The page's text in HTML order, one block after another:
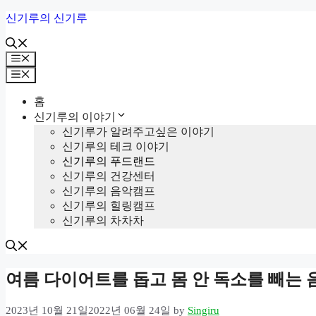
Skip
content
신기루의 신기루
Menu
Menu
홈
신기루의 이야기
신기루가 알려주고싶은 이야기
신기루의 테크 이야기
신기루의 푸드랜드
신기루의 건강센터
신기루의 음악캠프
신기루의 힐링캠프
신기루의 차차차
여름 다이어트를 돕고 몸 안 독소를 빼는
2023년 10월 21일2022년 06월 24일 by Singiru